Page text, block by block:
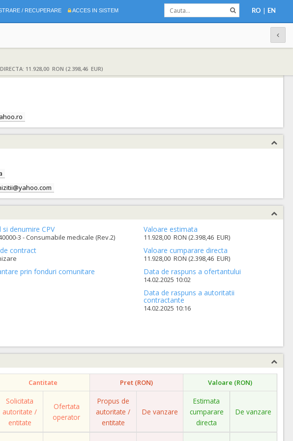
/ RECUPERARE ACCES IN SISTEM RO | EN
11.928,00 RON (2.398,46 EUR)
si denumire CPV
3 - Consumabile medicale (Rev.2)
contract
prin fonduri comunitare
Valoare estimata
11.928,00 RON (2.398,46 EUR)
Valoare cumparare directa
11.928,00 RON (2.398,46 EUR)
Data de raspuns a ofertantului
14.02.2025 10:02
Data de raspuns a autoritatii
contractante
14.02.2025 10:16
Cantitate Pret (RON) Valoare (RON)
Solicitata
autoritate /
entitate
Ofertata
operator
Propus de
autoritate /
entitate
De vanzare
Estimata
cumparare
directa
De vanzare